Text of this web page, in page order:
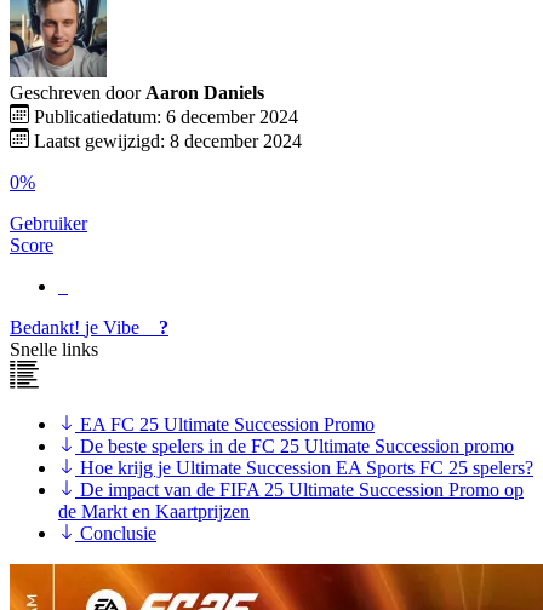
Geschreven door Aaron Daniels
Publicatiedatum: 6 december 2024
Laatst gewijzigd: 8 december 2024
0%
Gebruiker
Score
Bedankt! je Vibe
?
Snelle links
EA FC 25 Ultimate Succession Promo
De beste spelers in de FC 25 Ultimate Succession promo
Hoe krijg je Ultimate Succession EA Sports FC 25 spelers?
De impact van de FIFA 25 Ultimate Succession Promo op
de Markt en Kaartprijzen
Conclusie